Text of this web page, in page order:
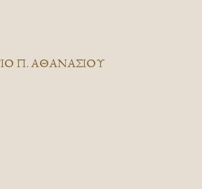
Π. ΑΘΑΝΑΣΙΟΥ